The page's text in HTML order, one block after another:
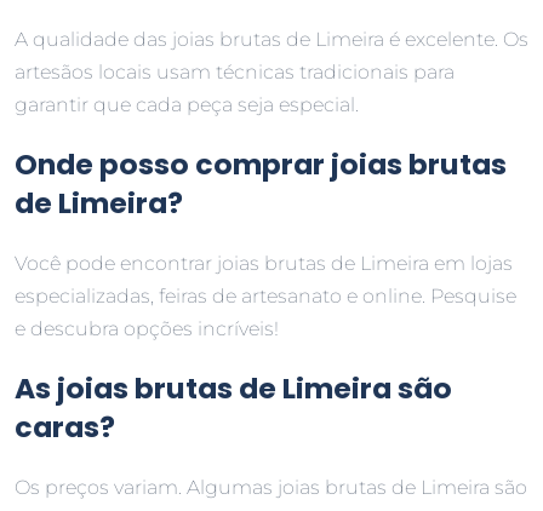
A qualidade das joias brutas de Limeira é excelente. Os
artesãos locais usam técnicas tradicionais para
garantir que cada peça seja especial.
Onde posso comprar joias brutas
de Limeira?
Você pode encontrar joias brutas de Limeira em lojas
especializadas, feiras de artesanato e online. Pesquise
e descubra opções incríveis!
As joias brutas de Limeira são
caras?
Os preços variam. Algumas joias brutas de Limeira são